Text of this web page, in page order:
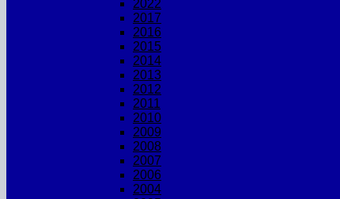
2022
2017
2016
2015
2014
2013
2012
2011
2010
2009
2008
2007
2006
2004